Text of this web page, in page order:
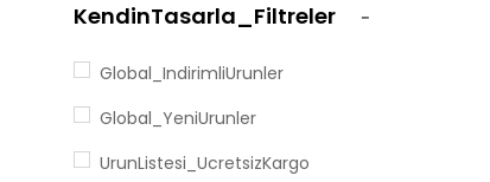
KendinTasarla_Filtreler
Global_IndirimliUrunler
Global_YeniUrunler
UrunListesi_UcretsizKargo